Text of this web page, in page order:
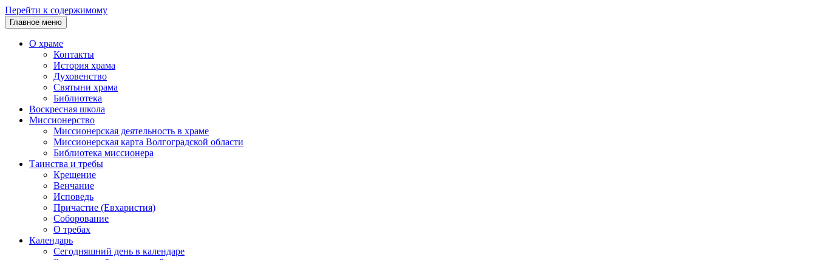
Перейти к содержимому
Главное меню
О храме
Контакты
История храма
Духовенство
Святыни храма
Библиотека
Воскресная школа
Миссионерство
Миссионерская деятельность в храме
Миссионерская карта Волгоградской области
Библиотека миссионера
Таинства и требы
Крещение
Венчание
Исповедь
Причастие (Евхаристия)
Соборование
О требах
Календарь
Сегодняшний день в календаре